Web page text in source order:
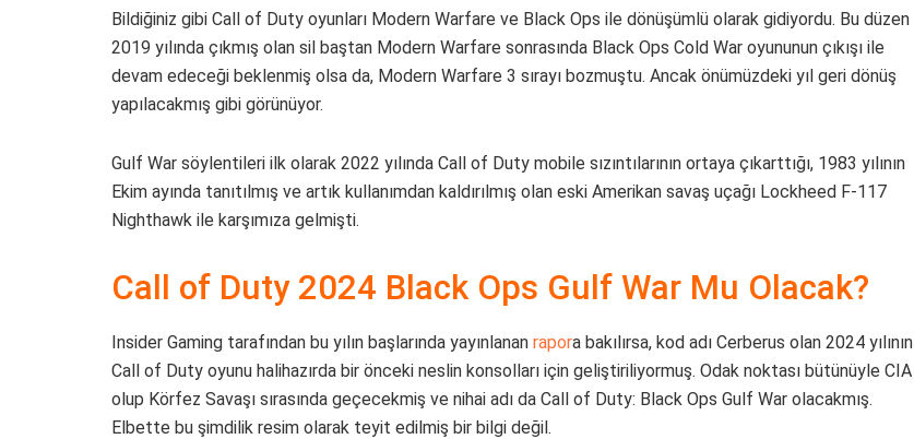
Bildiğiniz gibi Call of Duty oyunları Modern Warfare ve Black Ops ile dönüşümlü olarak gidiyordu. Bu düzen
2019 yılında çıkmış olan sil baştan Modern Warfare sonrasında Black Ops Cold War oyununun çıkışı ile
devam edeceği beklenmiş olsa da, Modern Warfare 3 sırayı bozmuştu. Ancak önümüzdeki yıl geri dönüş
yapılacakmış gibi görünüyor.
Gulf War söylentileri ilk olarak 2022 yılında Call of Duty mobile sızıntılarının ortaya çıkarttığı, 1983 yılının
Ekim ayında tanıtılmış ve artık kullanımdan kaldırılmış olan eski Amerikan savaş uçağı Lockheed F-117
Nighthawk ile karşımıza gelmişti.
Call of Duty 2024 Black Ops Gulf War Mu Olacak?
Insider Gaming tarafından bu yılın başlarında yayınlanan rapora bakılırsa, kod adı Cerberus olan 2024 yılının
Call of Duty oyunu halihazırda bir önceki neslin konsolları için geliştiriliyormuş. Odak noktası bütünüyle CIA
olup Körfez Savaşı sırasında geçecekmiş ve nihai adı da Call of Duty: Black Ops Gulf War olacakmış.
Elbette bu şimdilik resim olarak teyit edilmiş bir bilgi değil.